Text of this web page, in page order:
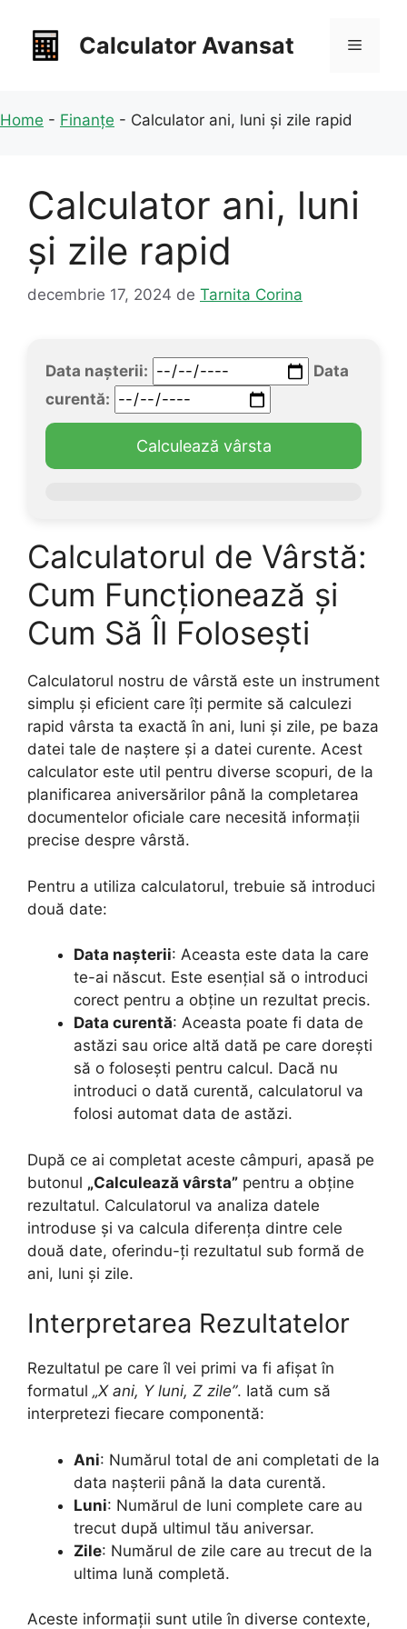
conținut
Calculator Avansat Meniu
Home - Finanțe - Calculator ani, luni și zile rapid
Calculator ani, luni
și zile rapid
decembrie 17, 2024 de Tarnita Corina
Data nașterii:
Data
curentă:
Calculează vârsta
Calculatorul de Vârstă:
Cum Funcționează și
Cum Să Îl Folosești
Calculatorul nostru de vârstă este un instrument
simplu și eficient care îți permite să calculezi
rapid vârsta ta exactă în ani, luni și zile, pe baza
datei tale de naștere și a datei curente. Acest
calculator este util pentru diverse scopuri, de la
planificarea aniversărilor până la completarea
documentelor oficiale care necesită informații
precise despre vârstă.
Pentru a utiliza calculatorul, trebuie să introduci
două date:
Data nașterii: Aceasta este data la care
te-ai născut. Este esențial să o introduci
corect pentru a obține un rezultat precis.
Data curentă: Aceasta poate fi data de
astăzi sau orice altă dată pe care dorești
să o folosești pentru calcul. Dacă nu
introduci o dată curentă, calculatorul va
folosi automat data de astăzi.
După ce ai completat aceste câmpuri, apasă pe
butonul „Calculează vârsta” pentru a obține
rezultatul. Calculatorul va analiza datele
introduse și va calcula diferența dintre cele
două date, oferindu-ți rezultatul sub formă de
ani, luni și zile.
Interpretarea Rezultatelor
Rezultatul pe care îl vei primi va fi afișat în
formatul „X ani, Y luni, Z zile”. Iată cum să
interpretezi fiecare componentă:
Ani: Numărul total de ani completati de la
data nașterii până la data curentă.
Luni: Numărul de luni complete care au
trecut după ultimul tău aniversar.
Zile: Numărul de zile care au trecut de la
ultima lună completă.
Aceste informații sunt utile în diverse contexte,